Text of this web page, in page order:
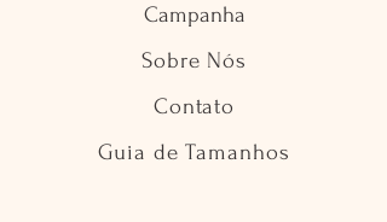
Campanha
Sobre Nós
Contato
Guia de Tamanhos